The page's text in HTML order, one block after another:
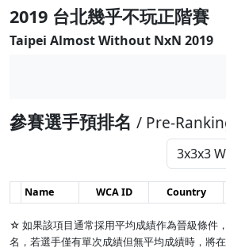
2019 台北幾乎不玩正階賽
Taipei Almost Without NxN 2019
參賽選手預排名 / Pre-
Name WCA ID Country
☆ 如果該項目通常採用平均成績作為晉級條件
名，若選手僅有單次成績但無平均成績時，將